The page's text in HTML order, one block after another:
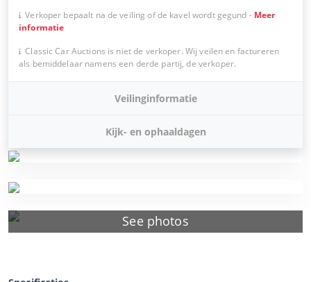
See photos
Verkoper bepaalt na de veiling of de kavel wordt gegund - Meer
informatie
Classic Car Auctions is niet de verkoper. Wij veilen en factureren
als bemiddelaar namens een derde partij, de verkoper.
Veilinginformatie
Kijk- en ophaaldagen